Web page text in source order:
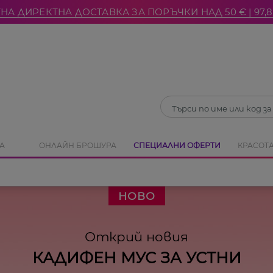
ДИРЕКТНА ДОСТАВКА ЗА ПОРЪЧКИ НАД 50 € |
ОНЛАЙН БРОШУРА СПЕЦИАЛНИ ОФЕРТИ
НОВО
Открий новия
КАДИФЕН МУС ЗА УСТНИ
Затвори